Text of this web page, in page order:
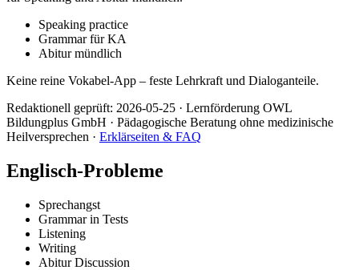
Speaking practice
Grammar für KA
Abitur mündlich
Keine reine Vokabel-App – feste Lehrkraft und Dialoganteile.
Redaktionell geprüft: 2026-05-25 · Lernförderung OWL
Bildungplus GmbH · Pädagogische Beratung ohne medizinische
Heilversprechen · Erklärseiten & FAQ
Englisch-Probleme
Sprechangst
Grammar in Tests
Listening
Writing
Abitur Discussion